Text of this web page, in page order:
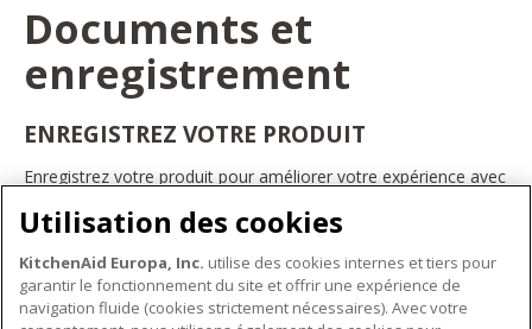
Documents et
enregistrement
ENREGISTREZ VOTRE PRODUIT
Enregistrez votre produit pour améliorer votre expérience avec
bénéficier d'offres et de promotions exclusives, recevoir des
conseils et des astuces, et bien plus encore.
INSCRIVEZ-VOUS DÈS À PRÉSENT
Utilisation des cookies
KitchenAid Europa, Inc. utilise des cookies internes et tiers pour
garantir le fonctionnement du site et offrir une expérience de
navigation fluide (cookies strictement nécessaires). Avec votre